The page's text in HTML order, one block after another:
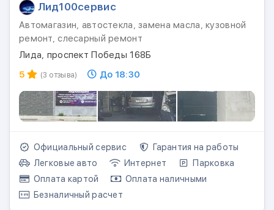
Лид100сервис
Автомагазин, автостекла, замена масла, кузовной
ремонт, слесарный ремонт
Лида, проспект Победы 168Б
5
(3 отзыва) До 18:30
Официальный сервис
Гарантия на работы
Легковые авто
Интернет
Парковка
Оплата картой
Оплата наличными
Безналичный расчет